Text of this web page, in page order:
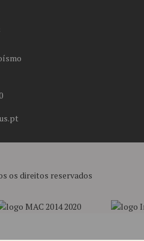
os direitos reservados